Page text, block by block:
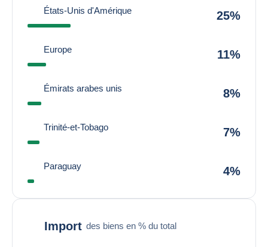
États-Unis d'Amérique 25%
Europe 11%
Émirats arabes unis 8%
Trinité-et-Tobago 7%
Paraguay 4%
Import des biens en % du total